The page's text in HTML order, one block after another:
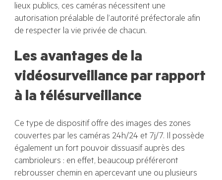
lieux publics, ces caméras nécessitent une
autorisation préalable de l’autorité préfectorale afin
de respecter la vie privée de chacun.
Les avantages de la
vidéosurveillance par rapport
à la télésurveillance
Ce type de dispositif offre des images des zones
couvertes par les caméras 24h/24 et 7j/7. Il possède
également un fort pouvoir dissuasif auprès des
cambrioleurs : en effet, beaucoup préféreront
rebrousser chemin en apercevant une ou plusieurs